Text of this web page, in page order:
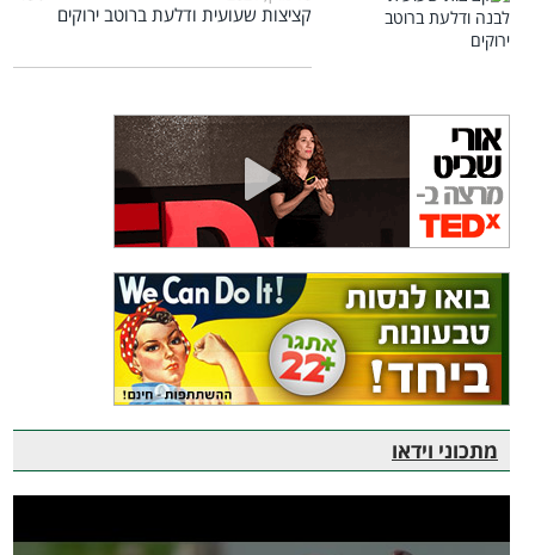
קציצות שעועית ודלעת ברוטב ירוקים
מתכוני וידאו